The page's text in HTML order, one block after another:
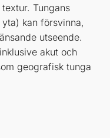
Tungans
kan försvinna,
utseende.
akut och
geografisk tunga